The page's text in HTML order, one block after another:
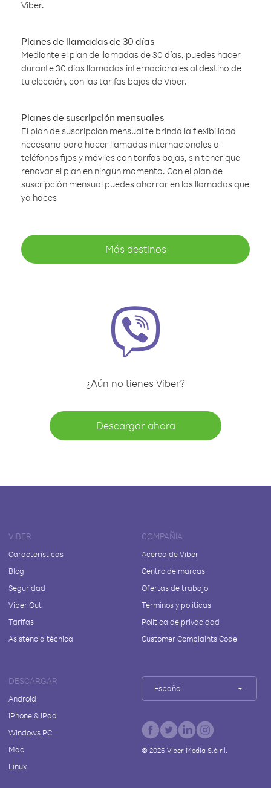
Viber.
Planes de llamadas de 30 días
Mediante el plan de llamadas de 30 días, puedes hacer
durante 30 días llamadas internacionales al destino de
tu elección, con las tarifas bajas de Viber.
Planes de suscripción mensuales
El plan de suscripción mensual te brinda la flexibilidad
necesaria para hacer llamadas internacionales a
teléfonos fijos y móviles con tarifas bajas, sin tener que
renovar el plan en ningún momento. Con el plan de
suscripción mensual puedes ahorrar en las llamadas que
ya haces
Más destinos
¿Aún no tienes Viber?
Descargar ahora
VIBER
Características
Blog
Seguridad
Viber Out
Tarifas
Asistencia técnica
COMPAÑÍA
Acerca de Viber
Centro de marcas
Ofertas de trabajo
Términos y políticas
Política de privacidad
Customer Complaints Code
DESCARGAR
Android
iPhone & iPad
Windows PC
Mac
Linux
Español
© 2026Viber Media S.à r.l.